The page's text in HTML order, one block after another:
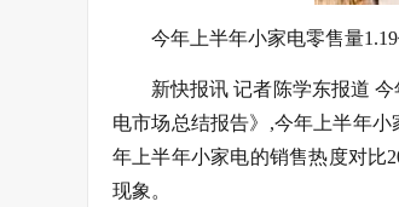
今年上半年小家电零售量
新快报讯 记者陈学东报道
电市场总结报告》,今年上半年小
年上半年小家电的销售热度对比
现象。